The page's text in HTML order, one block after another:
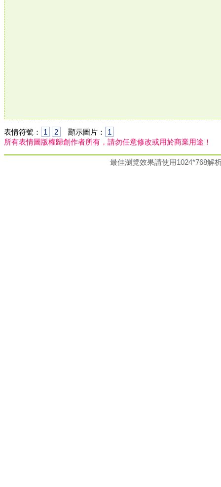
表情符號： 1 2 顯示圖片：
1
所有表情圖版權歸創作者所有，請勿任意修改或用於商業用途！
最佳瀏覽效果請使用